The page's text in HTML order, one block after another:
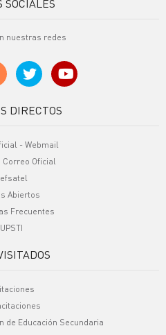
SOCIALES
nuestras redes
DIRECTOS
- Webmail
Correo Oficial
Abiertos
Frecuentes
UPSTI
de Educación Secundaria